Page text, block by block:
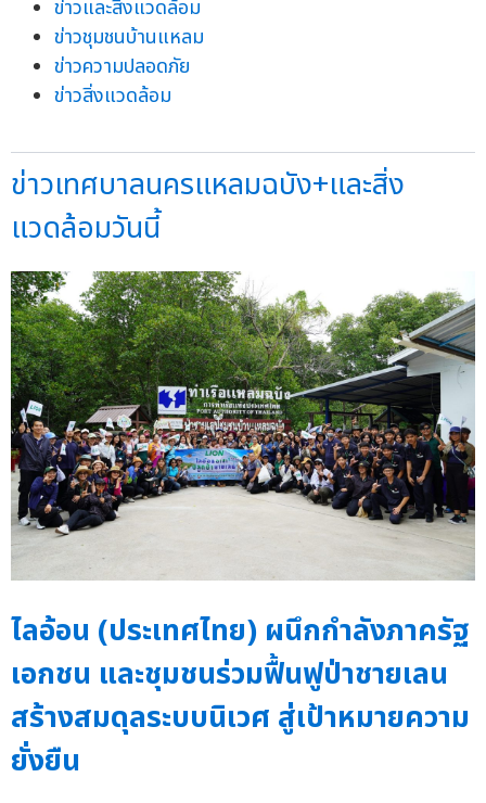
ข่าวและสิ่งแวดล้อม
ข่าวชุมชนบ้านแหลม
ข่าวความปลอดภัย
ข่าวสิ่งแวดล้อม
ข่าวเทศบาลนครแหลมฉบัง+และสิ่ง
แวดล้อมวันนี้
ไลอ้อน (ประเทศไทย) ผนึกกำลังภาครัฐ
เอกชน และชุมชนร่วมฟื้นฟูป่าชายเลน
สร้างสมดุลระบบนิเวศ สู่เป้าหมายความ
ยั่งยืน